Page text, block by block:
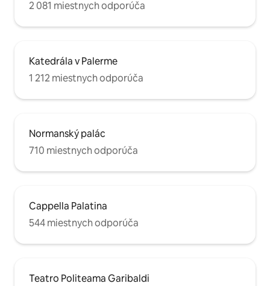
2 081 miestnych odporúča
Katedrála v Palerme
1 212 miestnych odporúča
Normanský palác
710 miestnych odporúča
Cappella Palatina
544 miestnych odporúča
Teatro Politeama Garibaldi